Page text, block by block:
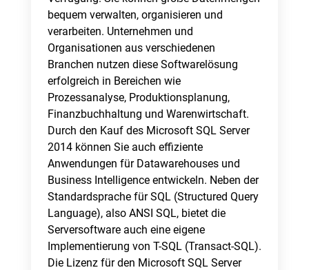
bequem verwalten, organisieren und
verarbeiten. Unternehmen und
Organisationen aus verschiedenen
Branchen nutzen diese Softwarelösung
erfolgreich in Bereichen wie
Prozessanalyse, Produktionsplanung,
Finanzbuchhaltung und Warenwirtschaft.
Durch den Kauf des Microsoft SQL Server
2014 können Sie auch effiziente
Anwendungen für Datawarehouses und
Business Intelligence entwickeln. Neben der
Standardsprache für SQL (Structured Query
Language), also ANSI SQL, bietet die
Serversoftware auch eine eigene
Implementierung von T-SQL (Transact-SQL).
Die Lizenz für den Microsoft SQL Server